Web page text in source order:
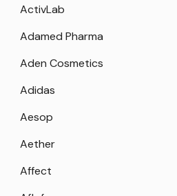
ActivLab
Adamed Pharma
Aden Cosmetics
Adidas
Aesop
Aether
Affect